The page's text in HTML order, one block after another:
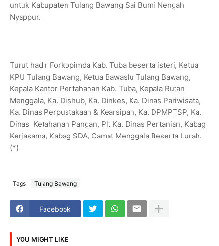
untuk Kabupaten Tulang Bawang Sai Bumi Nengah
Nyappur.
Turut hadir Forkopimda Kab. Tuba beserta isteri, Ketua
KPU Tulang Bawang, Ketua Bawaslu Tulang Bawang,
Kepala Kantor Pertahanan Kab. Tuba, Kepala Rutan
Menggala, Ka. Dishub, Ka. Dinkes, Ka. Dinas Pariwisata,
Ka. Dinas Perpustakaan & Kearsipan, Ka. DPMPTSP, Ka.
Dinas Ketahanan Pangan, Plt Ka. Dinas Pertanian, Kabag
Kerjasama, Kabag SDA, Camat Menggala Beserta Lurah.
(*)
Tags Tulang Bawang
Facebook
YOU MIGHT LIKE